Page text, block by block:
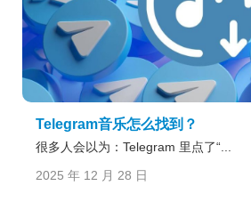
Telegram音乐怎么找到？
很多人会以为：Telegram 里点了“...
2025 年 12 月 28 日